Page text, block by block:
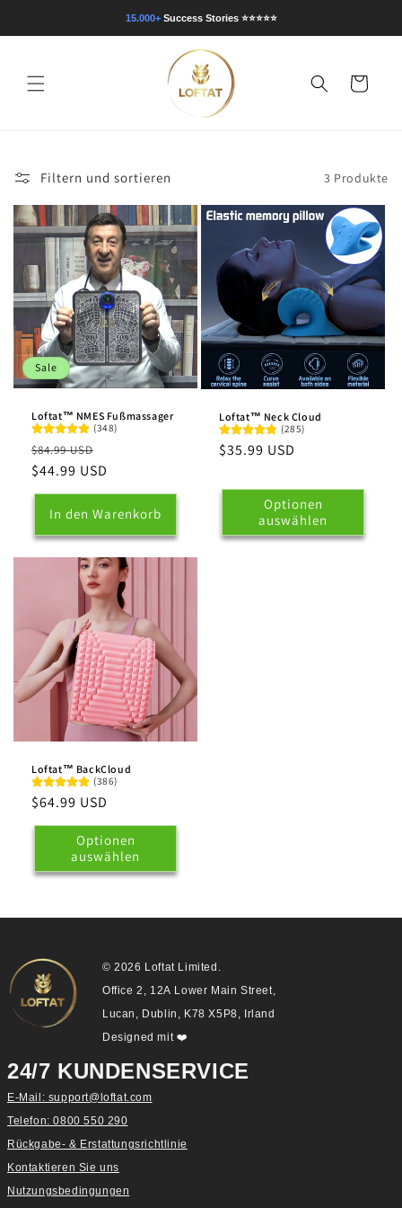
Inhalt
15.000+Success Stories⭐⭐⭐⭐⭐
Warenkorb
Filtern und sortieren 3 Produkte
Sale
Loftat™ NMES Fußmassager
(348)
Normaler
Preis
$84.99 USD
$44.99 USD
In den Warenkorb
Loftat™ Neck Cloud
(285)
Normaler
$35.99 USD
Optionen
auswählen
Loftat™ BackCloud
(386)
Normaler
Preis
$64.99 USD
Optionen
auswählen
24/7 KUNDENSERVICE
E-Mail: support@loftat.com
Telefon: 0800 550 290
Rückgabe- & Erstattungsrichtlinie
Kontaktieren Sie uns
Nutzungsbedingungen
© 2026 Loftat Limited.
Office 2, 12A Lower Main Street,
Lucan, Dublin, K78 X5P8, Irland
Designed mit ❤️